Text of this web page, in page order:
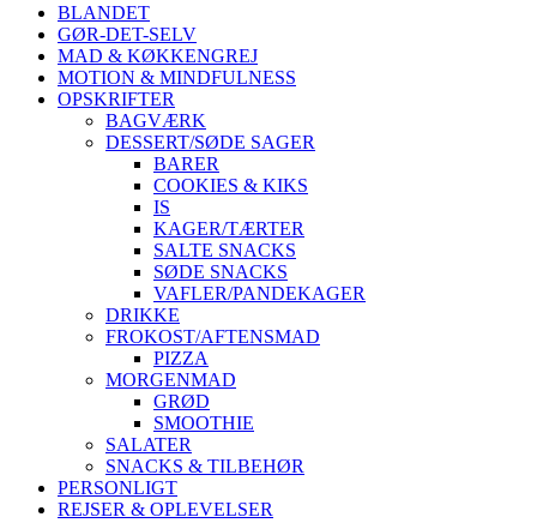
BLANDET
GØR-DET-SELV
MAD & KØKKENGREJ
MOTION & MINDFULNESS
OPSKRIFTER
BAGVÆRK
DESSERT/SØDE SAGER
BARER
COOKIES & KIKS
IS
KAGER/TÆRTER
SALTE SNACKS
SØDE SNACKS
VAFLER/PANDEKAGER
DRIKKE
FROKOST/AFTENSMAD
PIZZA
MORGENMAD
GRØD
SMOOTHIE
SALATER
SNACKS & TILBEHØR
PERSONLIGT
REJSER & OPLEVELSER